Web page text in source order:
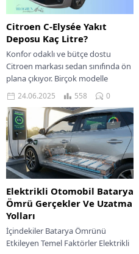
Citroen C-Elysée Yakıt
Deposu Kaç Litre?
Konfor odaklı ve bütçe dostu
Citroen markası sedan sınıfında ön
plana çıkıyor. Birçok modelle
benzerlik gösteren C-Elysée ise
markanın çok...
24.06.2025 558 0
Elektrikli Otomobil Batarya
Ömrü Gerçekler Ve Uzatma
Yolları
İçindekiler Batarya Ömrünü
Etkileyen Temel Faktörler Elektrikli